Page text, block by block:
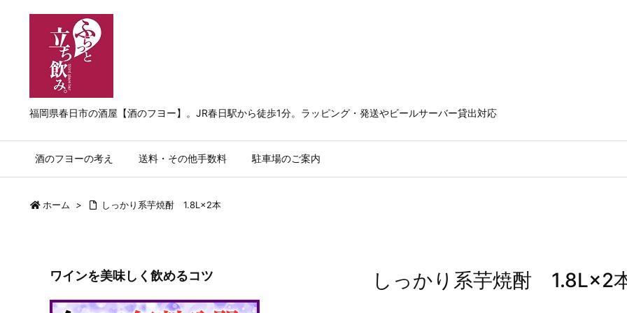
福岡県春日市の酒屋【酒のフヨー】。JR春日駅から徒歩1分。ラッピング・発送やビールサーバー貸出対応
酒のフヨーの考え 送料・その他手数料 駐車場のご案内
ホーム > しっかり系芋焼酎 1.8L×2本
しっかり系芋焼酎 1.8L×2
ワインを美味しく飲めるコツ